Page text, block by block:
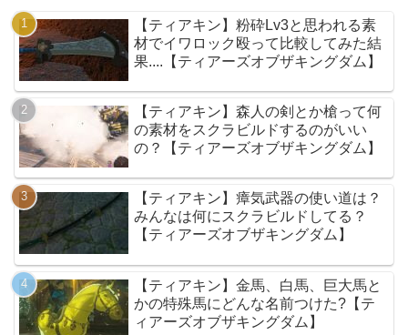
【ティアキン】粉砕Lv3と思われる素
材でイワロック殴って比較してみた結
果....【ティアーズオブザキングダム】
【ティアキン】森人の剣とか槍って何
の素材をスクラビルドするのがいい
の？【ティアーズオブザキングダム】
【ティアキン】瘴気武器の使い道は？
みんなは何にスクラビルドしてる？
【ティアーズオブザキングダム】
【ティアキン】金馬、白馬、巨大馬と
かの特殊馬にどんな名前つけた?【テ
ィアーズオブザキングダム】